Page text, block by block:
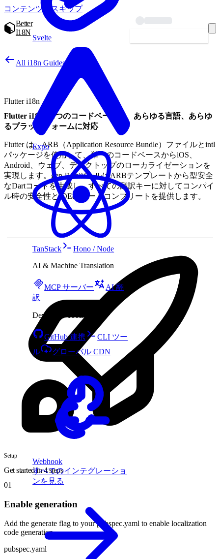
コンテンツへスキップ
Better
I18N
Svelte
Expo
TanStack
Hono / Node
AI & Machine Translation
MCP サーバー
AI 翻
訳
Developer Tools
GitHub 連携
CLI ツー
ル
グローバル CDN
Webhook
すべてのインテグレーショ
ンを見る
All i18n Guides
Flutter i18n
Flutter i18n：1つのコードベースで、あらゆる言語、あらゆ
るプラットフォームに対応
Flutter は、ARB（Application Resource Bundle）ファイルとintl
パッケージを使用して、単一のコードベースからiOS、
Android、ウェブ、デスクトップのローカライゼーションを
実現します。gen-l10nツールはARBテンプレートから型安全
なDartコードを生成し、すべての翻訳キーに対してコンパイ
ル時の安全性とIDEのオートコンプリートを提供します。
Setup
Get started in 4 steps
01
Enable generation
Add the generate flag to your pubspec.yaml to enable localization
code generation.
pubspec.yaml